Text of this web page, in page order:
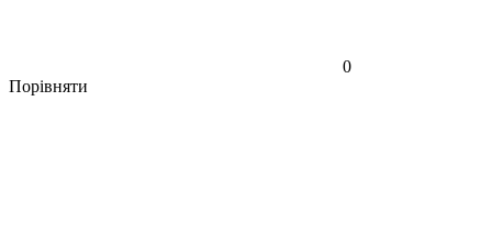
0
Порівняти